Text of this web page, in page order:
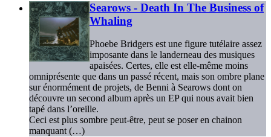
Searows - Death In The Business of
Whaling
Phoebe Bridgers est une figure tutélaire assez
imposante dans le landerneau des musiques
apaisées. Certes, elle est elle-même moins
omniprésente que dans un passé récent, mais son ombre plane
sur énormément de projets, de Benni à Searows dont on
découvre un second album après un EP qui nous avait bien
tapé dans l’oreille.
Ceci est plus sombre peut-être, peut se poser en chainon
manquant (…)